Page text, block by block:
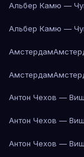
Альбер Камю —
Альбер Камю —
Амстердам
Амстердам
Антон Чехов —
Антон Чехов —
Антон Чехов —